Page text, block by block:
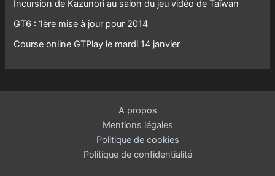
Incursion de Kazunori au salon du jeu vidéo de Taïwan
GT6 : 1ère mise à jour pour 2014
Course online GTPlay le mardi 14 janvier
A propos
Mentions légales
Politique de cookies
Politique de confidentialité